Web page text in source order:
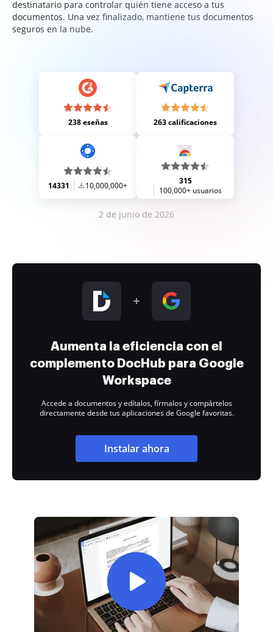
destinatario para controlar quién tiene acceso a tus
documentos. Una vez finalizado, mantiene tus documentos
seguros en la nube.
238 eseñas 263 calificaciones
14331 10,000,000+
315
100,000+ usuarios
2 de junio de 2026
Aumenta la eficiencia con el
complemento DocHub para Google
Workspace
Accede a documentos y edítalos, fírmalos y compártelos
directamente desde tus aplicaciones de Google favoritas.
Instalar ahora